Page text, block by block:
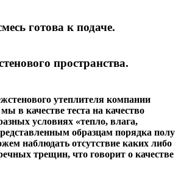
готова к подаче.
пространства.
утеплителя компании
в качестве теста на качество
условиях «тепло, влага,
образцам порядка полу
наблюдать отсутствие каких либо
трещин, что говорит о качестве